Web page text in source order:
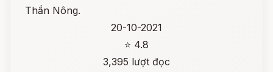
Thần Nông.
20-10-2021
⭐ 4.8
3,395 lượt đọc